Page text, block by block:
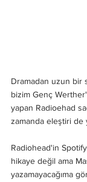
Dramadan uzun bir
bizim Genç
yapan Radioehad
zamanda eleştiri de
Radiohead'in
hikaye değil ama
yazamayacağıma